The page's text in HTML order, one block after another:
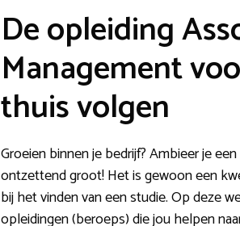
De opleiding
Management
thuis volgen
Groeien binnen je bedrijf? Ambieer je
ontzettend groot! Het is gewoon een
bij het vinden van een studie. Op deze
opleidingen (beroeps) die jou helpen